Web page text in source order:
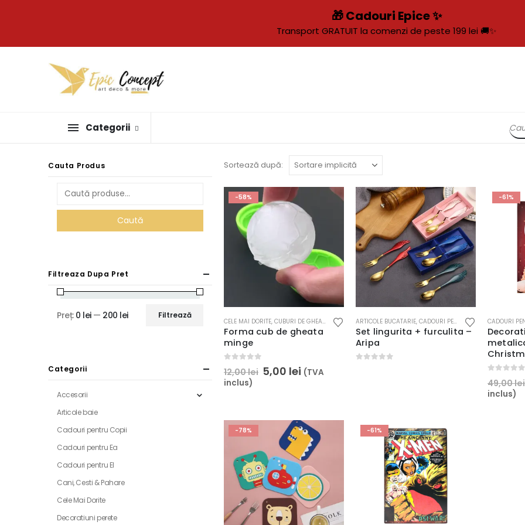
Categorii
Sortează după:
-58%
produs
are
mai
multe
variații.
pagina
produsului.
CELE MAI DORITE, CUBURI DE GHEATA
Forma cub de gheata
minge
12,00lei Prețul
5,00 lei Prețul
curent
(TVA
inclus)
ARTICOLE BUCATARIE, CADOURI PENTRU EA CELE MAI
Set lingurita + furculita –
Aripa
-61%
CADOURI
49,00lei
inclus)
-78% -61%
Cauta Produs
Caută
Filtreaza Dupa Pret
Preț
Preț
Filtrează
Preț: 0 lei— 200 lei
Categorii
Accesorii
Articole baie
Cadouri pentru Copii
Cadouri pentru Ea
Cadouri pentru El
Cani, Cesti & Pahare
Cele Mai Dorite
Decoratiuni perete
🎁 Cadouri Epice ✨
Transport GRATUIT la comenzi de peste 199 lei 🚚✨